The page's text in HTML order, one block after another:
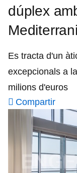
dúplex
Mediterrani
Es tracta d'un
excepcionals a
milions d'euros
Compartir